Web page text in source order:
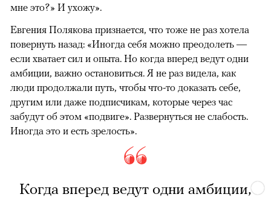
мне это?» И ухожу».
Евгения Полякова признается, что тоже не раз хотела
повернуть назад: «Иногда себя можно преодолеть —
если хватает сил и опыта. Но когда вперед ведут одни
амбиции, важно остановиться. Я не раз видела, как
люди продолжали путь, чтобы что-то доказать себе,
другим или даже подписчикам, которые через час
забудут об этом «подвиге». Развернуться не слабость.
Иногда это и есть зрелость».
Когда вперед ведут одни амбиции,